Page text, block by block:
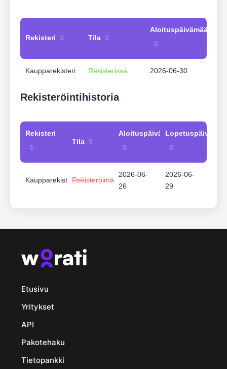
Rekisteri Tila
Aloituspäivämäärä
Kaupparekisteri Rekisterissä 2026-06-30
Rekisteröintihistoria
Rekisteri
Tila
Aloituspäivämäärä
KaupparekisteriRekisteröimätön
2026-06-
26
2026-06-
29
Etusivu
Yritykset
API
Pakotehaku
Tietopankki